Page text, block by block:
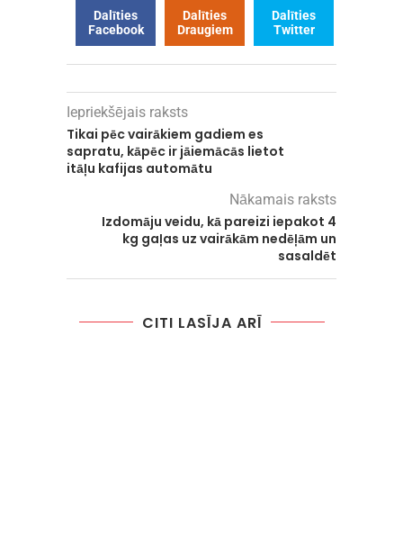
Dalīties
Facebook
Dalīties
Draugiem
Dalīties
Twitter
Iepriekšējais raksts
Tikai pēc vairākiem gadiem es
sapratu, kāpēc ir jāiemācās lietot
itāļu kafijas automātu
Nākamais raksts
Izdomāju veidu, kā pareizi iepakot 4
kg gaļas uz vairākām nedēļām un
sasaldēt
CITI LASĪJA ARĪ